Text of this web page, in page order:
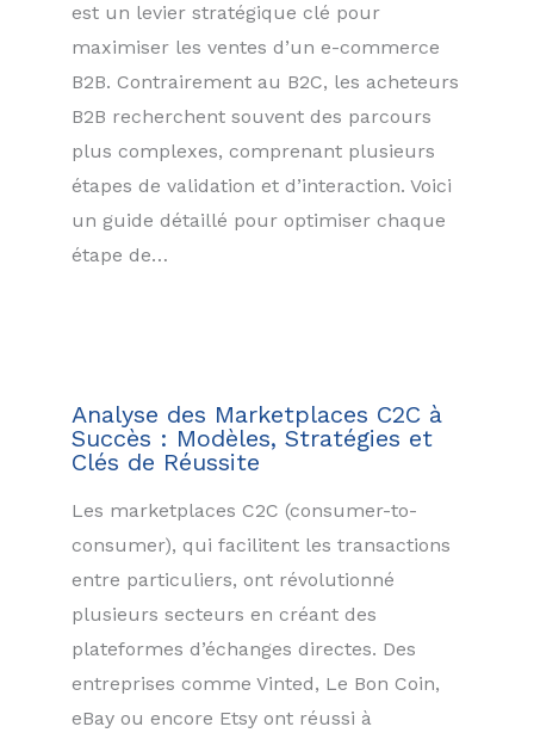
est un levier stratégique clé pour
maximiser les ventes d’un e-commerce
B2B. Contrairement au B2C, les acheteurs
B2B recherchent souvent des parcours
plus complexes, comprenant plusieurs
étapes de validation et d’interaction. Voici
un guide détaillé pour optimiser chaque
étape de…
Analyse des Marketplaces C2C à
Succès : Modèles, Stratégies et
Clés de Réussite
Les marketplaces C2C (consumer-to-
consumer), qui facilitent les transactions
entre particuliers, ont révolutionné
plusieurs secteurs en créant des
plateformes d’échanges directes. Des
entreprises comme Vinted, Le Bon Coin,
eBay ou encore Etsy ont réussi à